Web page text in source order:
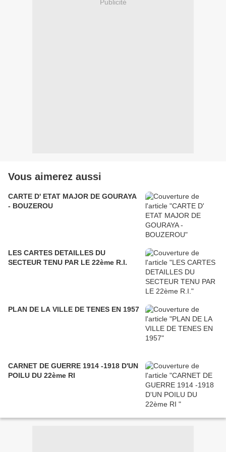
Publicité
Vous aimerez aussi
CARTE D' ETAT MAJOR DE GOURAYA
- BOUZEROU
LES CARTES DETAILLES DU
SECTEUR TENU PAR LE 22ème R.I.
PLAN DE LA VILLE DE TENES EN 1957
CARNET DE GUERRE 1914 -1918 D'UN
POILU DU 22ème RI